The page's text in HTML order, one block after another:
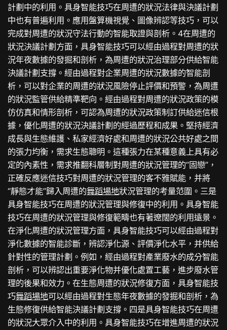
計劃中的利用。具身智能技巧在周遭的狀況法律與決議計劃
中也有普遍利用。應用盤算機視覺、圖像辨認等技巧，可以
完成對周遭的狀況守法行動的智能取證與剖析。4在周遭的
狀況決議計劃方面，具身智能技巧可以經由過程對周遭的狀
況年夜數據的發掘和剖析，為周遭的狀況治理部分供給智能
決議計劃支撐。經由過程對企業周遭的狀況數據的智能剖
析，可以對企業的周遭的狀況風險停止評價和預警，為周遭
的狀況監管供給精準靶向。經由過程對周遭的狀況政策的模
仿仿真和情形剖析，可認為周遭的狀況政策制訂供給迷信根
據，優化周遭的狀況決議計劃的經過歷程和成果。堅持經濟
成長與生態維護、私家經濟好處和周遭的狀況公共好處之間
的張力均衡，需求生態聰明。這種張力在某種意義上具有必
定的內素性，需求推翻科層制對周遭的狀況管理的“固戀”，
正確反應迷信技巧對周遭的狀況管理的客不雅賦能，并將
“靜態才能”歸入周遭的舞蹈場地狀況管理的考量范圍。三是
具身智能技巧在周遭的狀況管理與修復中的利用。具身智能
技巧在周遭的狀況管理與修復範疇也有著遼闊的利用遠景。
在淨化周遭的狀況管理方面，具身智能技巧可以經由過程對
淨化數據的智能診斷，辨認淨化源、評價淨化水平，并供給
針對性的管理計劃。例如，經由過程對產業廢水的成分智能
剖析，可以辨認出重要淨化物并優化處置工藝，進步廢水管
理的後果和效力。在生態周遭的狀況修復方面，具身智能技
巧舞蹈場地可以經由過程對生態年夜數據的發掘和剖析，為
生態修復供給智能決議計劃支撐。四是具身智能技巧在周遭
的狀況大眾介入中的利用。具身智能技巧在增進周遭的狀況